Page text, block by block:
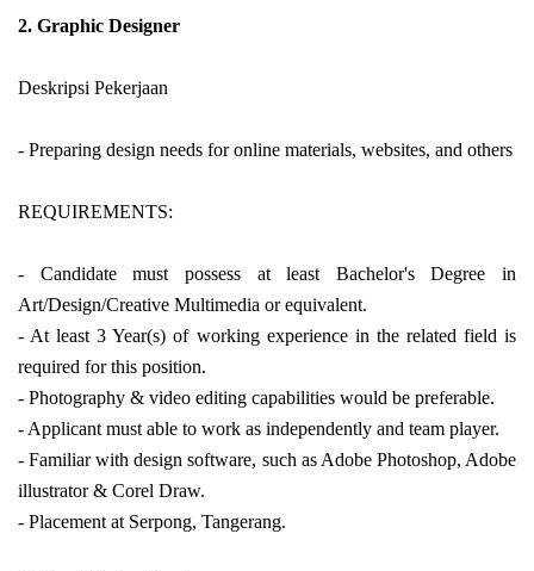
2. Graphic Designer
Deskripsi Pekerjaan
- Preparing design needs for online materials, websites, and others
REQUIREMENTS:
- Candidate must possess at least Bachelor's Degree in
Art/Design/Creative Multimedia or equivalent.
- At least 3 Year(s) of working experience in the related field is
required for this position.
- Photography & video editing capabilities would be preferable.
- Applicant must able to work as independently and team player.
- Familiar with design software, such as Adobe Photoshop, Adobe
illustrator & Corel Draw.
- Placement at Serpong, Tangerang.